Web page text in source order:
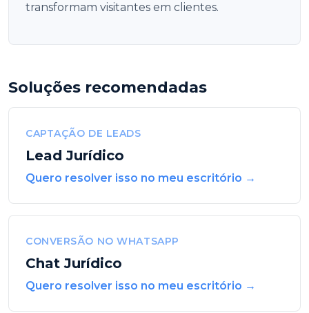
transformam visitantes em clientes.
Soluções recomendadas
CAPTAÇÃO DE LEADS
Lead Jurídico
Quero resolver isso no meu escritório →
CONVERSÃO NO WHATSAPP
Chat Jurídico
Quero resolver isso no meu escritório →